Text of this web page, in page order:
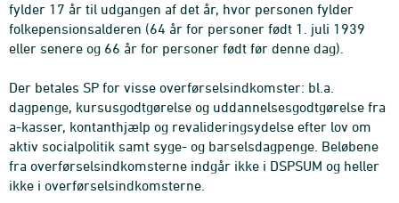
fylder 17 år til udgangen af det år, hvor personen fylder
folkepensionsalderen (64 år for personer født 1. juli 1939
eller senere og 66 år for personer født før denne dag).
Der betales SP for visse overførselsindkomster: bl.a.
dagpenge, kursusgodtgørelse og uddannelsesgodtgørelse fra
a-kasser, kontanthjælp og revalideringsydelse efter lov om
aktiv socialpolitik samt syge- og barselsdagpenge. Beløbene
fra overførselsindkomsterne indgår ikke i DSPSUM og heller
ikke i overførselsindkomsterne.